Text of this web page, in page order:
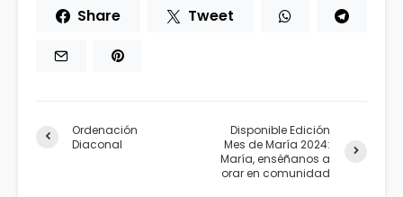
Share Tweet
Ordenación
Diaconal
Disponible Edición
Mes de María 2024:
María, enséñanos a
orar en comunidad